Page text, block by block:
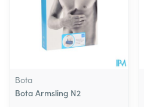
Bota
Bota Armsling N2